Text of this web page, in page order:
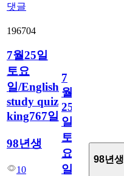
댓글
196704
7월25일
토요
일/English
study quiz
king767일
98년생
10
7
월
25
일
토
요
일/English
98년생